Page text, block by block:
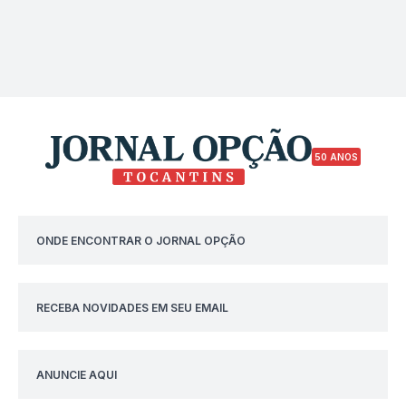
50 ANOS
ONDE ENCONTRAR O JORNAL OPÇÃO
RECEBA NOVIDADES EM SEU EMAIL
ANUNCIE AQUI